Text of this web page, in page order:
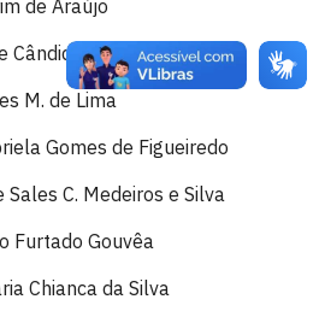
de Araújo
Cândido Araújo
M. de Lima
Gomes de Figueiredo
Sales C. Medeiros e Silva
Furtado Gouvêa
Chianca da Silva